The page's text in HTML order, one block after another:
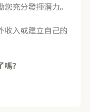
充分發揮潛力。
收入或建立自己的
？